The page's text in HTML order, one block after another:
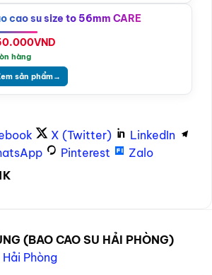
cao su size to 56mm CARE
VND
hàng
sản phẩm→
X (Twitter)
LinkedIn
Pinterest
Zalo
(BAO CAO SU HẢI PHÒNG)
Phòng